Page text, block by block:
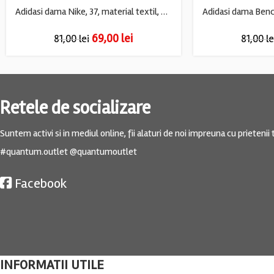
Adidasi dama Nike, 37, material textil, alb
81,00lei 69,00 lei 81,00
Retele de socializare
Suntem activi si in mediul online, fii alaturi de noi impreuna cu prietenii
#quantum.outlet @quantumoutlet
Facebook
INFORMATII UTILE